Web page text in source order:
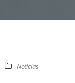
Notícias